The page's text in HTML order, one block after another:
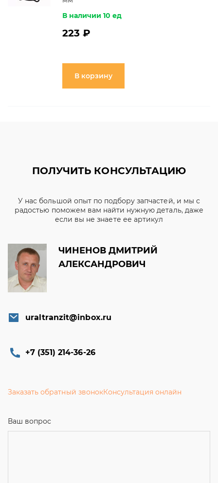
В наличии 10 ед
223 ₽
В корзину
ПОЛУЧИТЬ КОНСУЛЬТАЦИЮ
У нас большой опыт по подбору запчастей, и мы с
радостью поможем вам найти нужную деталь, даже
если вы не знаете ее артикул
ЧИНЕНОВ ДМИТРИЙ
АЛЕКСАНДРОВИЧ
uraltranzit@inbox.ru
+7 (351) 214-36-26
Заказать обратный звонокКонсультация онлайн
Ваш вопрос